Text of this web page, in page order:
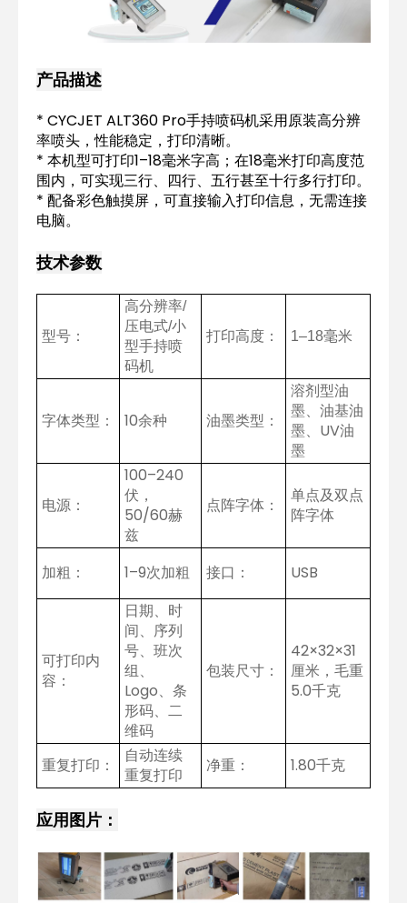
产品描述
* CYCJET ALT360 Pro手持喷码机采用原装高分辨
率喷头，性能稳定，打印清晰。
* 本机型可打印1–18毫米字高；在18毫米打印高度范
围内，可实现三行、四行、五行甚至十行多行打印。
* 配备彩色触摸屏，可直接输入打印信息，无需连接
电脑。
技术参数
型号：
高分辨率/
压电式/小
型手持喷
码机
打印高度： 1–18毫米
字体类型： 10余种 油墨类型：
溶剂型油
墨、油基油
墨、UV油
墨
电源：
100–240
伏，
50/60赫
兹
点阵字体：
单点及双点
阵字体
加粗： 1–9次加粗 接口： USB
可打印内
容：
日期、时
间、序列
号、班次
组、
Logo、条
形码、二
维码
包装尺寸：
42×32×31
厘米，毛重
5.0千克
重复打印：
自动连续
重复打印
净重： 1.80千克
应用图片：